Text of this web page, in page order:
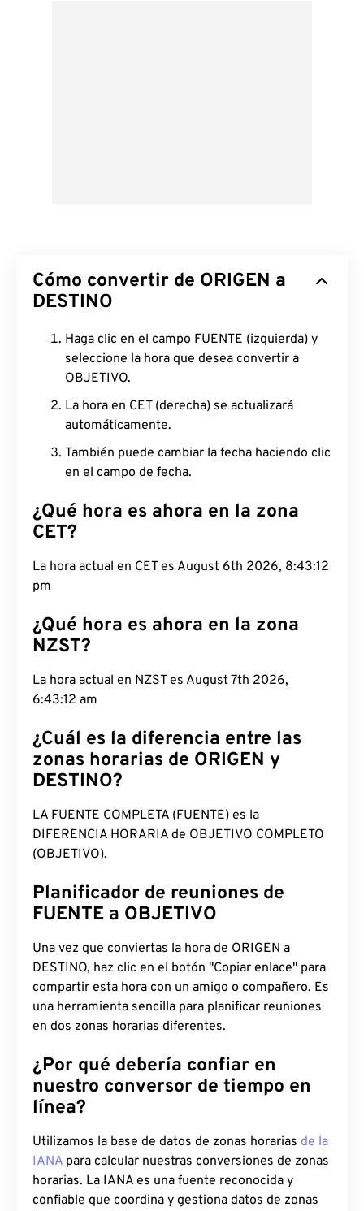
Cómo convertir de ORIGEN a
DESTINO
Haga clic en el campo FUENTE (izquierda) y
seleccione la hora que desea convertir a
OBJETIVO.
La hora en CET (derecha) se actualizará
automáticamente.
También puede cambiar la fecha haciendo clic
en el campo de fecha.
¿Qué hora es ahora en la zona
CET?
La hora actual en CET es August 6th 2026, 8:43:13
pm
¿Qué hora es ahora en la zona
NZST?
La hora actual en NZST es August 7th 2026,
6:43:13 am
¿Cuál es la diferencia entre las
zonas horarias de ORIGEN y
DESTINO?
LA FUENTE COMPLETA (FUENTE) es la
DIFERENCIA HORARIA de OBJETIVO COMPLETO
(OBJETIVO).
Planificador de reuniones de
FUENTE a OBJETIVO
Una vez que conviertas la hora de ORIGEN a
DESTINO, haz clic en el botón "Copiar enlace" para
compartir esta hora con un amigo o compañero. Es
una herramienta sencilla para planificar reuniones
en dos zonas horarias diferentes.
¿Por qué debería confiar en
nuestro conversor de tiempo en
línea?
Utilizamos la base de datos de zonas horarias de la
IANA para calcular nuestras conversiones de zonas
horarias. La IANA es una fuente reconocida y
confiable que coordina y gestiona datos de zonas